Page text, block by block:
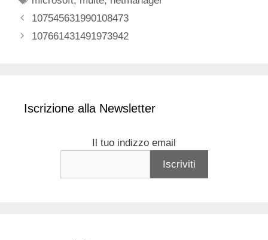
107545631990108473
107661431491973942
Iscrizione alla Newsletter
Il tuo indizzo email